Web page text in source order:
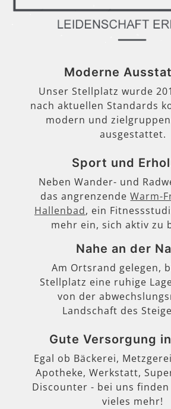
Moderne
Unser Stellplatz wurde
nach aktuellen Standards
modern und
ausgestattet.
Sport und
Neben Wander- und
das angrenzendeWarm-
Hallenbad, ein
mehr ein, sich aktiv zu
Nahe an der
Am Ortsrand gelegen,
Stellplatz eine ruhige
von der
Landschaft des
Gute Versorgung
Egal ob Bäckerei,
Apotheke, Werkstatt,
Discounter - bei uns finden
vieles mehr!